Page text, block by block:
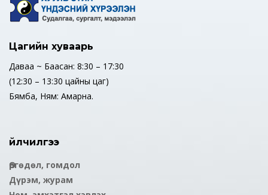
Цагийн хуваарь
Даваа ~ Баасан: 8:30 – 17:30
(12:30 – 13:30 цайны цаг)
Бямба, Ням: Амарна.
Үйлчилгээ
Өргөдөл, гомдол
Дүрэм, журам